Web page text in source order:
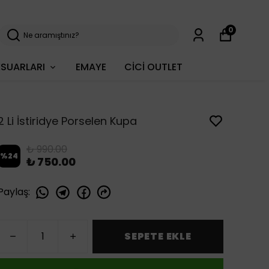
EMAYE CİCİ OUTLET
0
Li İstiridye Porselen Kupa
%24 ₺ 990.00
₺ 750.00
:
SEPETE EKLE